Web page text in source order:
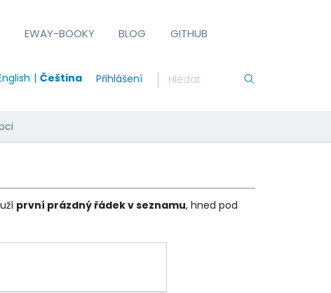
EWAY-BOOKY BLOG GITHUB
Čeština Přihlášení
první prázdný řádek v seznamu, hned pod